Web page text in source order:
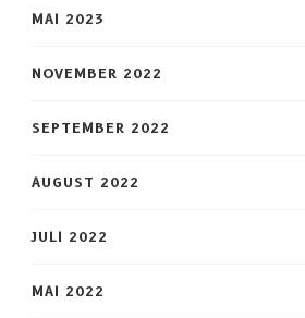
MAI 2023
NOVEMBER 2022
SEPTEMBER 2022
AUGUST 2022
JULI 2022
MAI 2022